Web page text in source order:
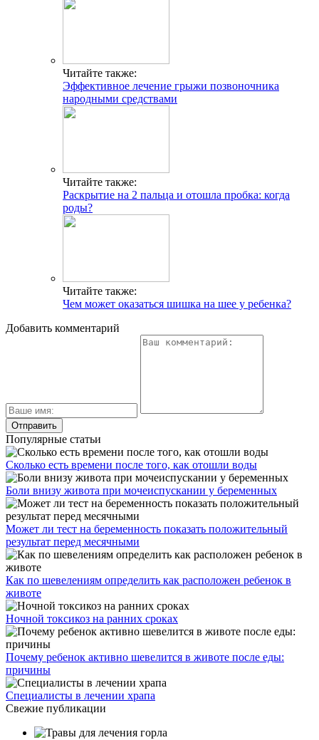
Читайте также:
Эффективное лечение грыжи позвоночника
народными средствами
Читайте также:
Раскрытие на 2 пальца и отошла пробка: когда
роды?
Читайте также:
Чем может оказаться шишка на шее у ребенка?
Добавить комментарий
Популярные статьи
Сколько есть времени после того, как отошли воды
Боли внизу живота при мочеиспускании у беременных
Может ли тест на беременность показать положительный
результат перед месячными
Как по шевелениям определить как расположен ребенок в
животе
Ночной токсикоз на ранних сроках
Почему ребенок активно шевелится в животе после еды:
причины
Специалисты в лечении храпа
Свежие публикации